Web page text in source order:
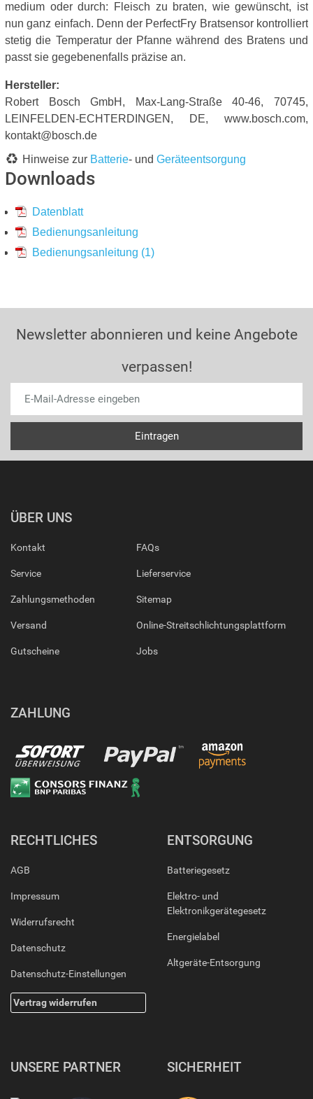
medium oder durch: Fleisch zu braten, wie gewünscht, ist
nun ganz einfach. Denn der PerfectFry Bratsensor kontrolliert
stetig die Temperatur der Pfanne während des Bratens und
passt sie gegebenenfalls präzise an.
Hersteller:
Robert Bosch GmbH, Max-Lang-Straße 40-46, 70745,
LEINFELDEN-ECHTERDINGEN, DE, www.bosch.com,
kontakt@bosch.de
Hinweise zur Batterie- und Geräteentsorgung
Downloads
Datenblatt
Bedienungsanleitung
Bedienungsanleitung (1)
Newsletter abonnieren und keine Angebote
verpassen!
ÜBER UNS
Kontakt
Service
Zahlungsmethoden
Versand
Gutscheine
FAQs
Lieferservice
Sitemap
Online-Streitschlichtungsplattform
Jobs
ZAHLUNG
RECHTLICHES
AGB
Impressum
Widerrufsrecht
Datenschutz
Datenschutz-Einstellungen
Vertrag widerrufen
ENTSORGUNG
Batteriegesetz
Elektro- und
Elektronikgerätegesetz
Energielabel
Altgeräte-Entsorgung
UNSERE PARTNER SICHERHEIT